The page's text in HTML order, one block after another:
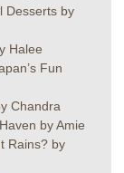
Desserts by
Halee
Fun
Chandra
by Amie
Rains? by